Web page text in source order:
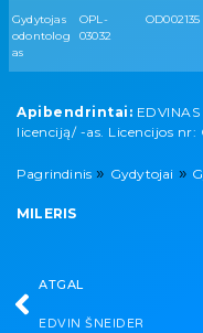
Gydytojas
odontolog
as
OPL-
03032
OD002135
Apibendrintai:
licenciją/ -as. Licencijos
Pagrindinis » Gydytojai »
MILERIS
ATGAL
EDVIN ŠNEIDER